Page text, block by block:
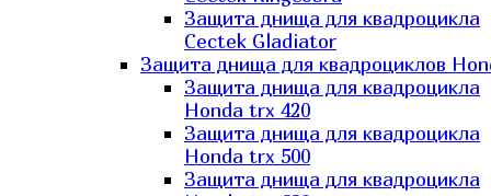
Защита днища для квадроцикла
Cectek Gladiator
Защита днища для квадроциклов
Защита днища для квадроцикла
Honda trx 420
Защита днища для квадроцикла
Honda trx 500
Защита днища для квадроцикла